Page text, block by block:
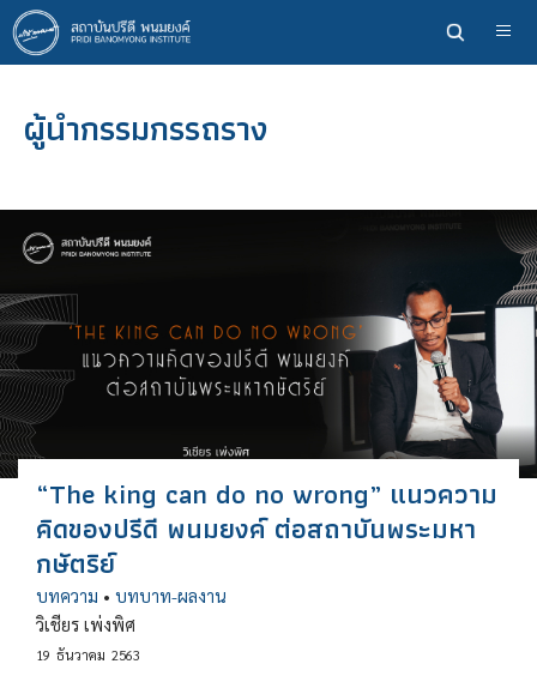
ข้าม
ไป
ยัง
หลักผู้นำกรรมกรรถราง
“The king can do no wrong” แนวความ
คิดของปรีดี พนมยงค์ ต่อสถาบันพระมหา
กษัตริย์
บทความ • บทบาท-ผลงาน
วิเชียร เพ่งพิศ
19 ธันวาคม 2563